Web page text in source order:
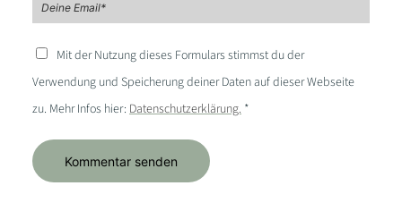
Mit der Nutzung dieses Formulars stimmst du der
Verwendung und Speicherung deiner Daten auf dieser Webseite
zu. Mehr Infos hier: Datenschutzerklärung. *